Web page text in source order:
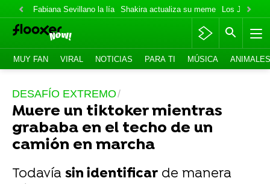
Fabiana Sevillano la lía Shakira actualiza su meme Los Jonas
MUY FAN VIRAL NOTICIAS PARA TI MÚSICA ANIMALES
DESAFÍO EXTREMO
Muere un tiktoker mientras
grababa en el techo de un
camión en marcha
Todavía sin identificar de manera